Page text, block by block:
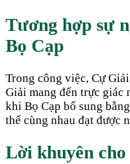
Tương hợp sự
Bọ Cạp
Trong công việc, Cự
Giải mang đến trực giác
khi Bọ Cạp bổ sung
thể cùng nhau đạt được
Lời khuyên cho